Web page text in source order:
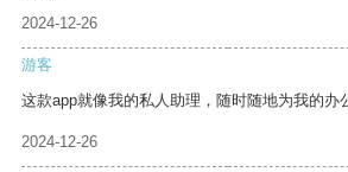
2024-12-26
游客
这款app就像我的私人助理，随时随地为我的办
2024-12-26